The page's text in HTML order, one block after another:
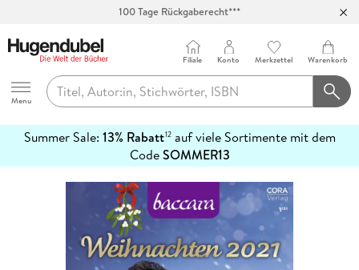
100 Tage Rückgaberecht***
Hugendubel
Menu
Filiale Konto Merkzettel Warenkorb
Summer Sale: 13% Rabatt12auf viele Sortimente mit dem
CodeSOMMER13
erfahren